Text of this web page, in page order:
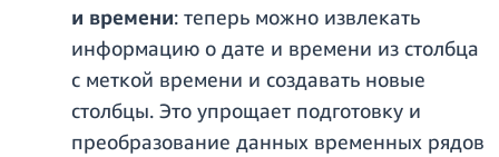
и времени: теперь можно извлекать
информацию о дате и времени из столбца
с меткой времени и создавать новые
столбцы. Это упрощает подготовку и
преобразование данных временных рядов